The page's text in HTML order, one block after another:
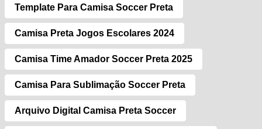
Template Para Camisa Soccer Preta
Camisa Preta Jogos Escolares 2024
Camisa Time Amador Soccer Preta 2025
Camisa Para Sublimação Soccer Preta
Arquivo Digital Camisa Preta Soccer